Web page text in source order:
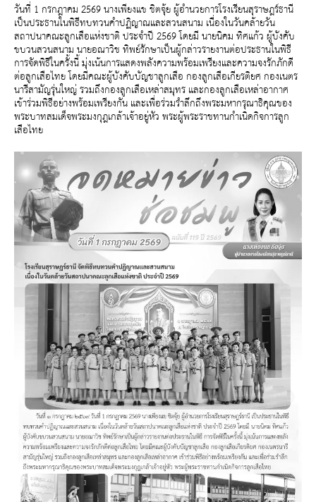
วันที่ 1 กรกฎาคม 2569 นางเพียงแข ชิตจุ้ย ผู้อำนวยการโรงเรียนสุราษฎร์ธานี
เป็นประธานในพิธีทบทวนคำปฏิญาณและสวนสนาม เนื่องในวันคล้ายวัน
สถาปนาคณะลูกเสือแห่งชาติ ประจำปี 2569 โดยมี นายนิคม ทิศแก้ว ผู้บังคับ
ขบวนสวนสนาม นายอณาวิช ทิพย์รักษาเป็นผู้กล่าวรายงานต่อประธานในพิธี
การจัดพิธีในครั้งนี้ มุ่งเน้นการแสดงพลังความพร้อมเพรียงและความจงรักภักดี
ต่อลูกเสือไทย โดยมีคณะผู้บังคับบัญชาลูกเสือ กองลูกเสือเกียรติยศ กองเนตร
นารีสามัญรุ่นใหญ่ รวมถึงกองลูกเสือเหล่าสมุทร และกองลูกเสือเหล่าอากาศ
เข้าร่วมพิธีอย่างพร้อมเพรียงกัน และเพื่อร่วมรำลึกถึงพระมหากรุณาธิคุณของ
พระบาทสมเด็จพระมงกุฎเกล้าเจ้าอยู่หัว พระผู้พระราชทานกำเนิดกิจการลูก
เสือไทย